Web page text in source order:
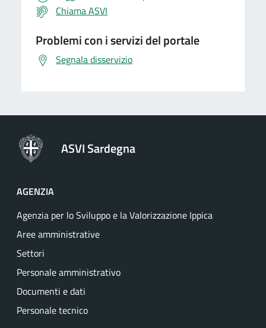
Chiama ASVI
Problemi con i servizi del portale
Segnala disservizio
ASVI Sardegna
AGENZIA
Agenzia per lo Sviluppo e la Valorizzazione Ippica
Aree amministrative
Settori
Personale amministrativo
Documenti e dati
Personale tecnico